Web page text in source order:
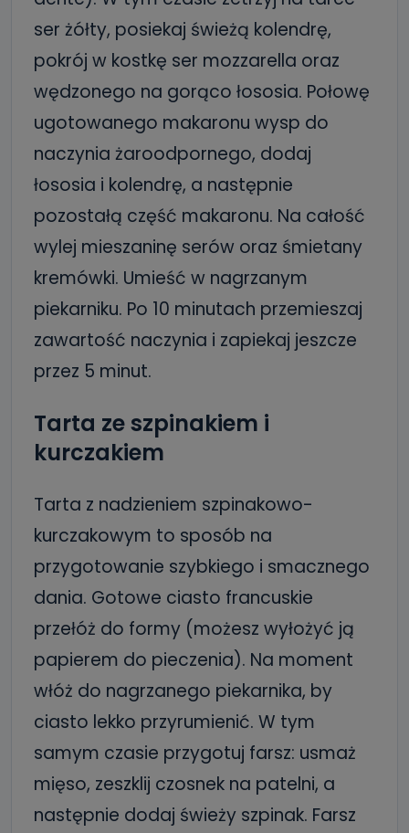
ser żółty, posiekaj świeżą kolendrę,
pokrój w kostkę ser mozzarella oraz
wędzonego na gorąco łososia. Połowę
ugotowanego makaronu wysp do
naczynia żaroodpornego, dodaj
łososia i kolendrę, a następnie
pozostałą część makaronu. Na całość
wylej mieszaninę serów oraz śmietany
kremówki. Umieść w nagrzanym
piekarniku. Po 10 minutach przemieszaj
zawartość naczynia i zapiekaj jeszcze
przez 5 minut.
Tarta ze szpinakiem i
kurczakiem
Tarta z nadzieniem szpinakowo-
kurczakowym to sposób na
przygotowanie szybkiego i smacznego
dania. Gotowe ciasto francuskie
przełóż do formy (możesz wyłożyć ją
papierem do pieczenia). Na moment
włóż do nagrzanego piekarnika, by
ciasto lekko przyrumienić. W tym
samym czasie przygotuj farsz: usmaż
mięso, zeszklij czosnek na patelni, a
następnie dodaj świeży szpinak. Farsz